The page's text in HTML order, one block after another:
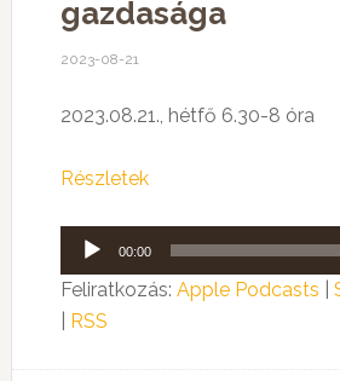
gazdasága
2023-08-21
2023.08.21., hétfő 6.30-8 óra
Részletek
Audió
lejátszó
00:00
Feliratkozás: Apple Podcasts
RSS